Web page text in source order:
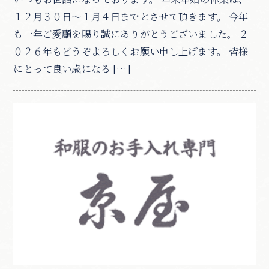
１２月３０日～１月４日までとさせて頂きます。 今年
も一年ご愛顧を賜り誠にありがとうございました。 ２
０２６年もどうぞよろしくお願い申し上げます。 皆様
にとって良い歳になる […]